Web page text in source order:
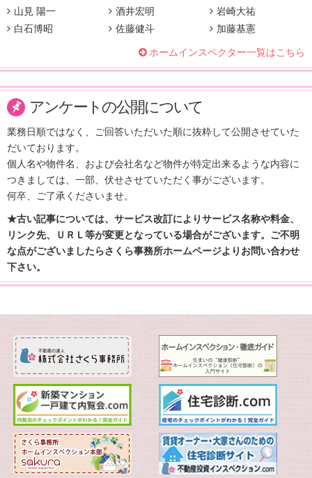
山見 陽一
酒井宏明
岩崎大祐
白石博昭
佐藤健斗 加藤基憲
ホームインスペクター一覧はこちら
アンケートの公開について
業務日順ではなく、ご回答いただいた順に抜粋して公開させていた
だいております。
個人名や物件名、および会社名など物件が特定出来るような内容に
つきましては、一部、伏せさせていただく事がございます。
何卒、ご了承くださいませ。
★古い記事については、サービス改訂によりサービス名称や料金、
リンク先、ＵＲＬ等が変更となっている場合がございます。ご不明
な点がございましたらさくら事務所ホームページよりお問い合わせ
下さい。